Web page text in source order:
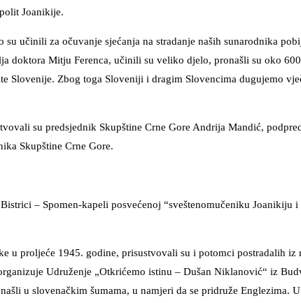
Joanikije.
učinili za očuvanje sjećanja na stradanje naših sunarodnika
doktora Mitju Ferenca, učinili su veliko djelo, pronašli su oko
Slovenije. Zbog toga Sloveniji i dragim Slovencima dugujemo
su predsjednik Skupštine Crne Gore Andrija Mandić,
Skupštine Crne Gore.
– Spomen-kapeli posvećenoj “sveštenomučeniku Joanikiju i
u proljeće 1945. godine, prisustvovali su i potomci postradalih iz
Udruženje „Otkrićemo istinu – Dušan Niklanović“ iz
u slovenačkim šumama, u namjeri da se pridruže Englezima.